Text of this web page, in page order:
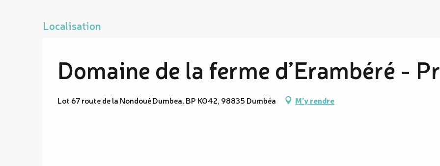
Localisation
Domaine de la ferme d’Erambéré -
Lot 67 route de la Nondoué Dumbea, BP KO42, 98835 Dumbéa M'y rendre